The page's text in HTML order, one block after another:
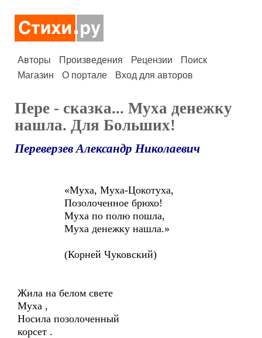
Авторы Произведения Рецензии
Поиск
Магазин
О портале Вход для авторов
Пере - сказка... Муха денежку
нашла. Для Больших!
Переверзев Александр Николаевич
«Муха, Муха-Цокотуха,
Позолоченное брюхо!
Муха по полю пошла,
Муха денежку нашла.»
(Корней Чуковский)
Жила на белом свете
Муха ,
Носила позолоченный
корсет .